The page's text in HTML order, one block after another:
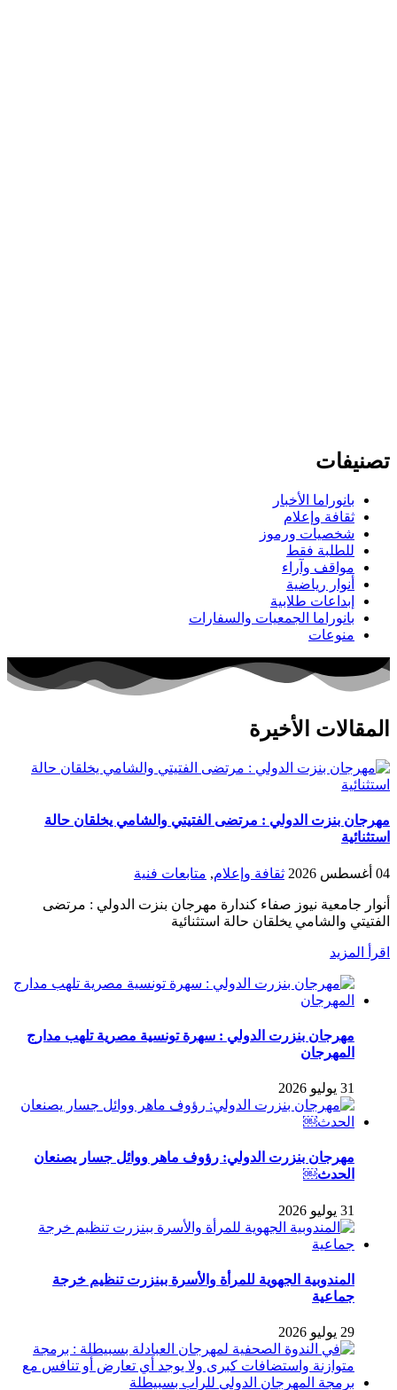
تصنيفات
بانوراما الأخبار
ثقافة وإعلام
شخصيات ورموز
للطلبة فقط
مواقف وآراء
أنوار رياضية
إبداعات طلابية
بانوراما الجمعيات والسفارات
منوعات
المقالات الأخيرة
مهرجان بنزت الدولي : مرتضى الفتيتي والشامي يخلقان حالة
استثنائية
04 أغسطس 2026 ثقافة وإعلام, متابعات فنية
أنوار جامعية نيوز صفاء كندارة مهرجان بنزت الدولي : مرتضى
الفتيتي والشامي يخلقان حالة استثنائية
اقرأ المزيد
مهرجان بنزرت الدولي : سهرة تونسية مصرية تلهب مدارج
المهرجان
31 يوليو 2026
مهرجان بنزرت الدولي: رؤوف ماهر ووائل جسار يصنعان
الحدث￼
31 يوليو 2026
المندوبية الجهوية للمرأة والأسرة ببنزرت تنظيم خرجة
جماعية
29 يوليو 2026